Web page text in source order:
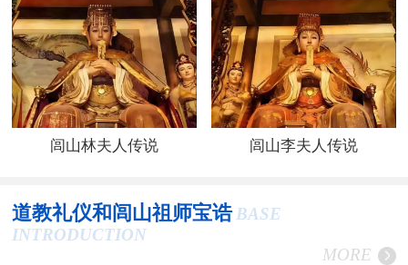
闾山林夫人传说 闾山李夫人传说
道教礼仪和闾山祖师宝诰 BASE
INTRODUCTION
MORE